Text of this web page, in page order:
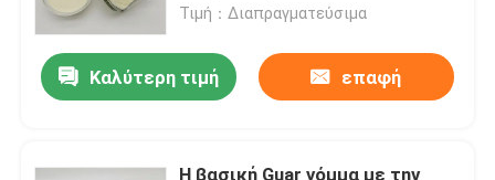
σπάσιμο του ρευστού
Τιμή：Διαπραγματεύσιμα
Καλύτερη τιμή επαφή
Η βασική Guar γόμμα με την